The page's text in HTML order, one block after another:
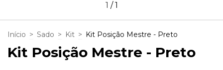
1 /1
Início > Sado > Kit > Kit Posição Mestre - Preto
Kit Posição Mestre - Preto